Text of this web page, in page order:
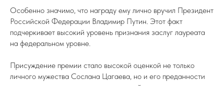
Особенно значимо, что награду ему лично вручил Президент
Российской Федерации Владимир Путин. Этот факт
подчеркивает высокий уровень признания заслуг лауреата
на федеральном уровне.
Присуждение премии стало высокой оценкой не только
личного мужества Сослана Цагаева, но и его преданности